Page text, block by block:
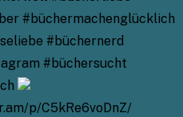
#büchermachenglücklich
#büchernerd
#büchersucht
p/C5kRe6voDnZ/